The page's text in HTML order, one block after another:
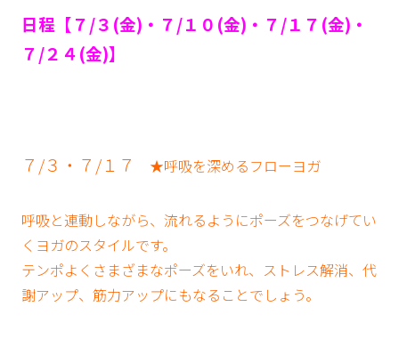
日程【７/３ (金)・７/１０(金)・７/１７(金)・
７/２４(金)】
７/３・７/１７ ★呼吸を深めるフローヨガ
呼吸と連動しながら、流れるようにポーズをつなげてい
くヨガのスタイルです。
テンポよくさまざまなポーズをいれ、ストレス解消、代
謝アップ、筋力アップにもなることでしょう。